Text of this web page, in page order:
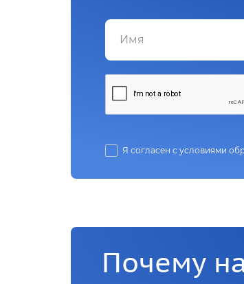
Я согласен с условиями
Почему